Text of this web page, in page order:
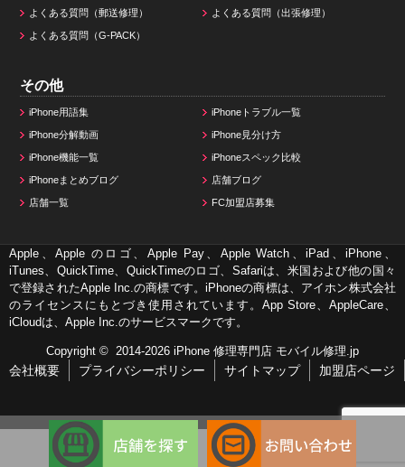
よくある質問（郵送修理） よくある質問（出張修理）
よくある質問（G-PACK）
その他
iPhone用語集 iPhoneトラブル一覧
iPhone分解動画 iPhone見分け方
iPhone機能一覧 iPhoneスペック比較
iPhoneまとめブログ 店舗ブログ
店舗一覧 FC加盟店募集
Apple、Apple のロゴ、Apple Pay、Apple Watch、iPad、iPhone、
iTunes、QuickTime、QuickTimeのロゴ、Safariは、米国および他の国々
で登録されたApple Inc.の商標です。iPhoneの商標は、アイホン株式会社
のライセンスにもとづき使用されています。App Store、AppleCare、
iCloudは、Apple Inc.のサービスマークです。
Copyright © 2014-2026 iPhone 修理専門店 モバイル修理.jp
会社概要 プライバシーポリシー サイトマップ 加盟店ページ